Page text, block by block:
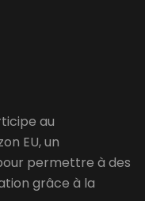
au
EU, un
permettre à des
grâce à la